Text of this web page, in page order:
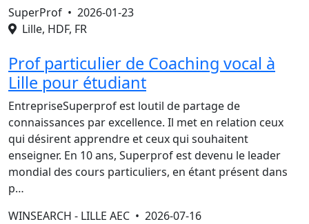
SuperProf • 2026-01-23
Lille, HDF, FR
Prof particulier de Coaching vocal à
Lille pour étudiant
EntrepriseSuperprof est loutil de partage de
connaissances par excellence. Il met en relation ceux
qui désirent apprendre et ceux qui souhaitent
enseigner. En 10 ans, Superprof est devenu le leader
mondial des cours particuliers, en étant présent dans
p…
WINSEARCH - LILLE AEC • 2026-07-16